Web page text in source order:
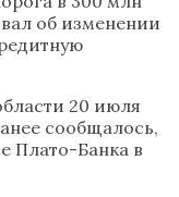
об изменении
20 июля
сообщалось,
Плато-Банка в